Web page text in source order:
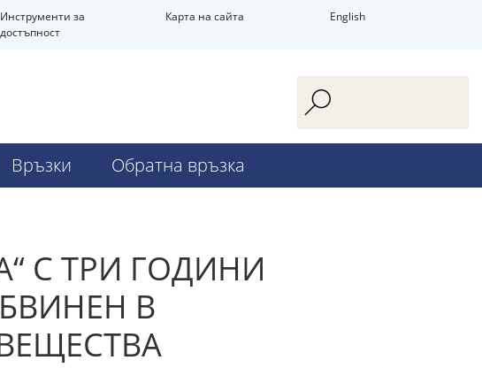
Инструменти за
достъпност
Карта на сайта English
Връзки Обратна връзка
С ТРИ ГОДИНИ
В